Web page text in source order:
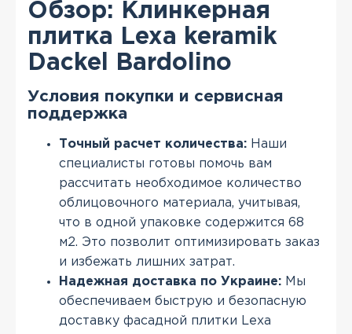
Обзор: Клинкерная
плитка Lexa keramik
Dackel Bardolino
Условия покупки и сервисная
поддержка
Точный расчет количества: Наши
специалисты готовы помочь вам
рассчитать необходимое количество
облицовочного материала, учитывая,
что в одной упаковке содержится 68
м2. Это позволит оптимизировать заказ
и избежать лишних затрат.
Надежная доставка по Украине: Мы
обеспечиваем быструю и безопасную
доставку фасадной плитки Lexa